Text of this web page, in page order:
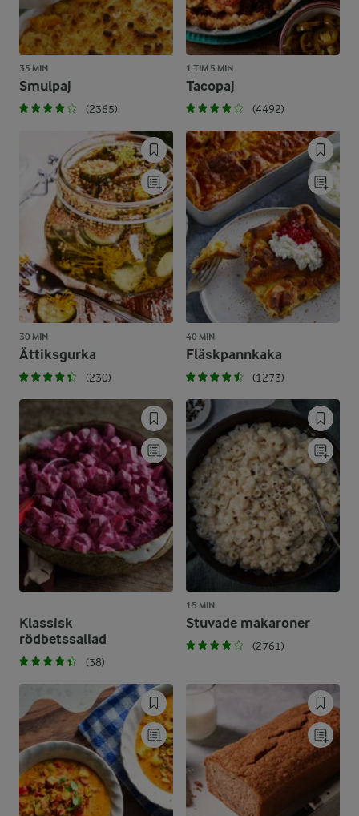
35 MIN
Smulpaj
(2365)
1 TIM 5 MIN
Tacopaj
(4492)
30 MIN
Ättiksgurka
(230)
40 MIN
Fläskpannkaka
(1273)
Klassisk
rödbetssallad
(38)
15 MIN
Stuvade makaroner
(2761)